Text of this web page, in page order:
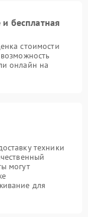
бесплатная
стоимости
онлайн на
техники
могут
для